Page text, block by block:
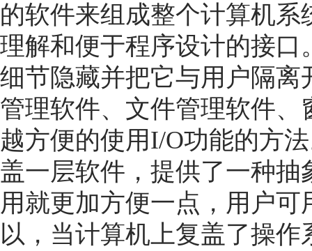
的软件来组成整个计算机
理解和便于程序设计的接
细节隐藏并把它与用户隔
管理软件、文件管理软件
越方便的使用I/O功能的方
盖一层软件，提供了一种
用就更加方便一点，用户
以，当计算机上复盖了操